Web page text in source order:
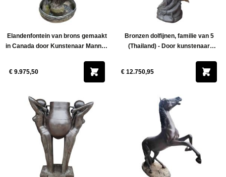
Elandenfontein van brons gemaakt
in Canada door Kunstenaar Mannus
€ 9.975,50
Bronzen dolfijnen, familie van 5
(Thailand) - Door kunstenaar
€ 12.750,95